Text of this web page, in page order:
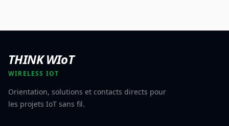
THINK WIoT
WIRELESS IOT
Orientation, solutions et contacts directs pour
les projets IoT sans fil.